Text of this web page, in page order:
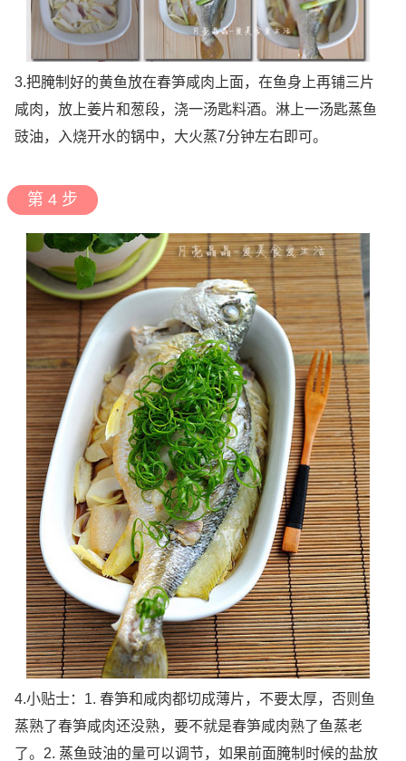
3.把腌制好的黄鱼放在春笋咸肉上面，在鱼身上再铺三片
咸肉，放上姜片和葱段，浇一汤匙料酒。淋上一汤匙蒸鱼
豉油，入烧开水的锅中，大火蒸7分钟左右即可。
第 4 步
4.小贴士：1. 春笋和咸肉都切成薄片，不要太厚，否则鱼
蒸熟了春笋咸肉还没熟，要不就是春笋咸肉熟了鱼蒸老
了。2. 蒸鱼豉油的量可以调节，如果前面腌制时候的盐放